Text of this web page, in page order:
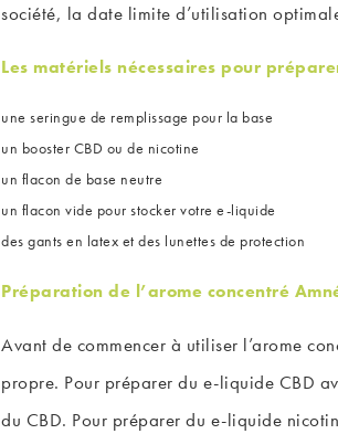
société, la date limite d’utilisation
Les matériels nécessaires pour
une seringue de remplissage pour la base
un booster CBD ou de nicotine
un flacon de base neutre
un flacon vide pour stocker votre e-liquide
des gants en latex et des lunettes de protection
Préparation de l’arome concentré
Avant de commencer à utiliser l’arome
propre. Pour préparer du e-liquide CBD
du CBD. Pour préparer du e-liquide